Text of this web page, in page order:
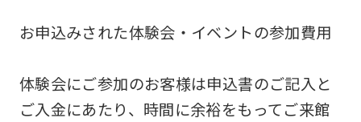
お申込みされた体験会・イベントの参加費用
体験会にご参加のお客様は申込書のご記入と
ご入金にあたり、時間に余裕をもってご来館
so
may
not